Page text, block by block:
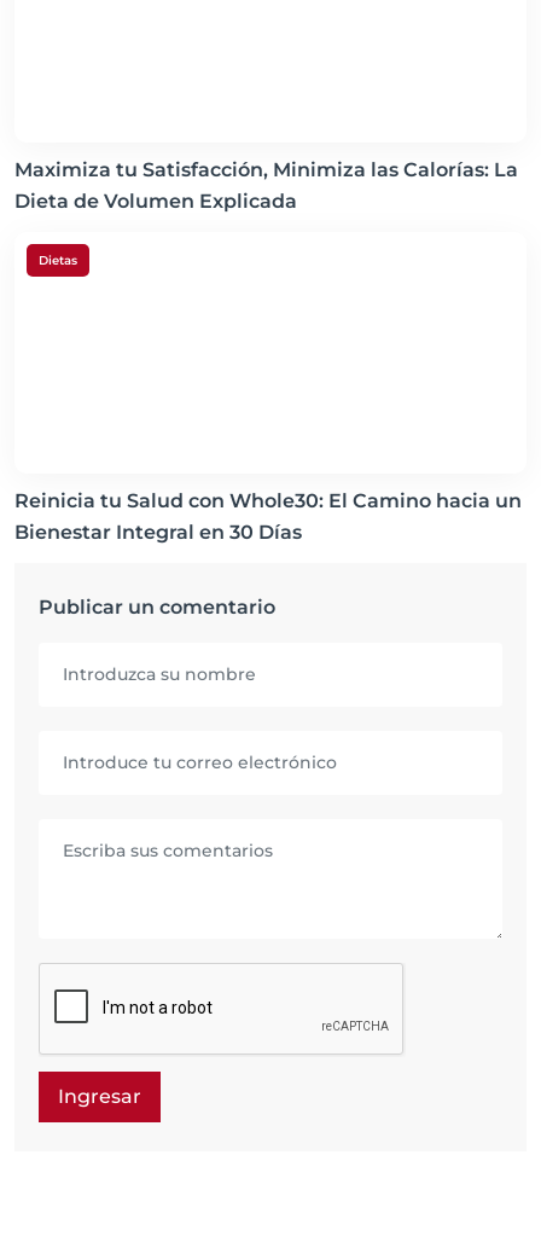
Maximiza tu Satisfacción, Minimiza las Calorías: La
Dieta de Volumen Explicada
Dietas
Reinicia tu Salud con Whole30: El Camino hacia un
Bienestar Integral en 30 Días
Publicar un comentario
Ingresar